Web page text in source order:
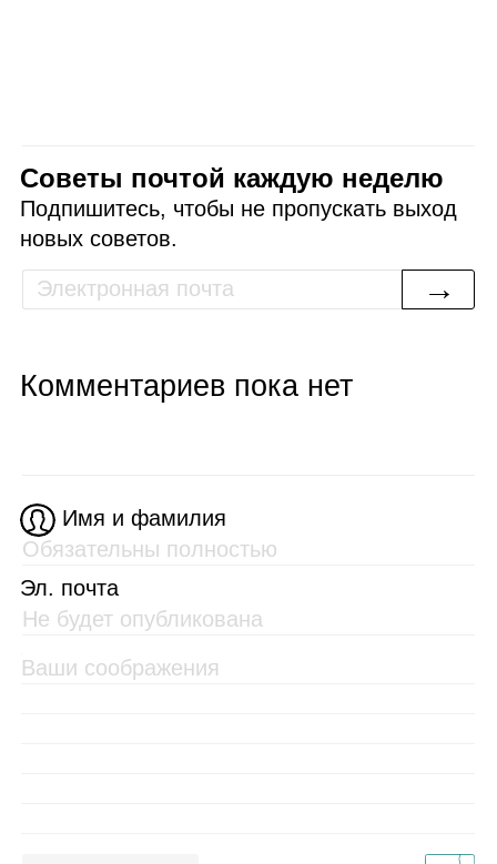
Советы почтой каждую неделю
Подпишитесь, чтобы не пропускать выход
новых советов.
→
Комментариев пока нет
Имя и фамилия
Эл. почта